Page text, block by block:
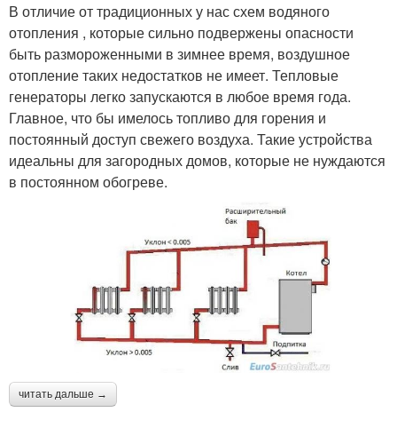
В отличие от традиционных у нас схем водяного
отопления , которые сильно подвержены опасности
быть размороженными в зимнее время, воздушное
отопление таких недостатков не имеет. Тепловые
генераторы легко запускаются в любое время года.
Главное, что бы имелось топливо для горения и
постоянный доступ свежего воздуха. Такие устройства
идеальны для загородных домов, которые не нуждаются
в постоянном обогреве.
читать дальше →